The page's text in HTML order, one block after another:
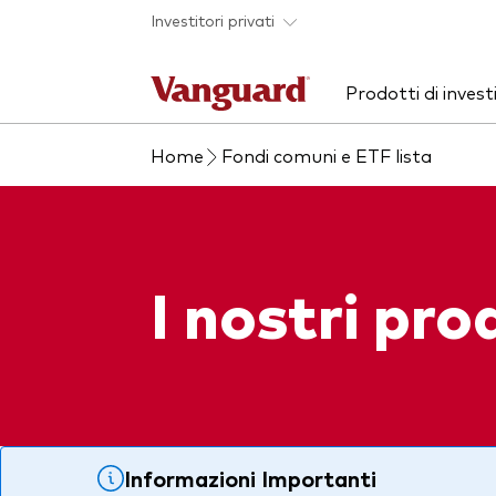
Skip to main content
Investitori privati
Prodotti di
Prodotti
Mostra tutti i fondi
Chi siamo
Home Fondi comuni e ETF lista
I nostri
Informazioni Importanti